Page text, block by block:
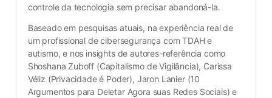
controle da tecnologia sem precisar abandoná-la.
Baseado em pesquisas atuais, na experiência real de
um profissional de cibersegurança com TDAH e
autismo, e nos insights de autores-referência como
Shoshana Zuboff (Capitalismo de Vigilância), Carissa
Véliz (Privacidade é Poder), Jaron Lanier (10
Argumentos para Deletar Agora suas Redes Sociais) e